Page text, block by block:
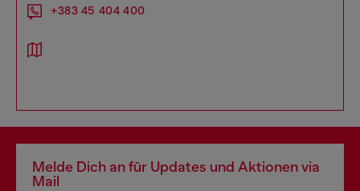
+383 45 404 400
Melde Dich an für Updates und Aktionen via
Mail